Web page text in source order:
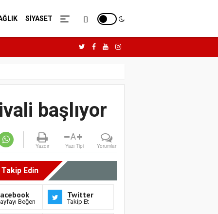
SİYASET
başlıyor
Yazdır
A
Yazı Tipi Yorumlar
Takip Edin
Beğen
Twitter
Takip Et